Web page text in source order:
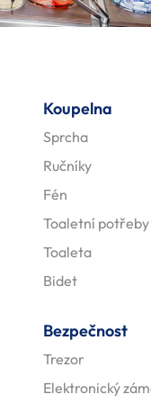
Koupelna
Sprcha
Ručníky
Fén
Toaletní potřeby
Toaleta
Bidet
Bezpečnost
Trezor
Elektronický